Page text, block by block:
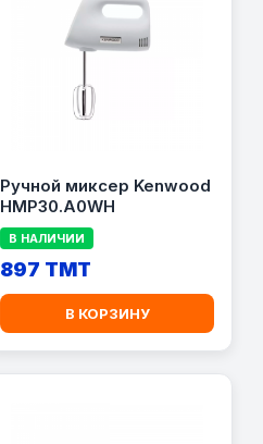
Ручной миксер Kenwood
HMP30.A0WH
В НАЛИЧИИ
897 TMT
В КОРЗИНУ